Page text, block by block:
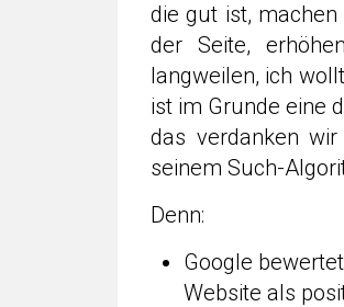
die gut ist,
der Seite,
langweilen, ich
ist im Grunde eine
das verdanken
seinem Such-
Denn:
Google
Website als